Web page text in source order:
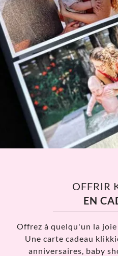
OFFRIR
EN
Offrez à quelqu'un la
Une carte cadeau
anniversaires, baby